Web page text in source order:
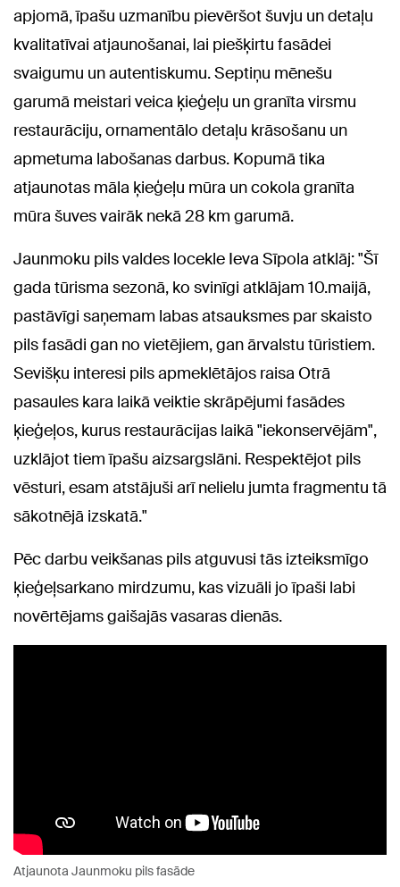
apjomā, īpašu uzmanību pievēršot šuvju un detaļu
kvalitatīvai atjaunošanai, lai piešķirtu fasādei
svaigumu un autentiskumu. Septiņu mēnešu
garumā meistari veica ķieģeļu un granīta virsmu
restaurāciju, ornamentālo detaļu krāsošanu un
apmetuma labošanas darbus. Kopumā tika
atjaunotas māla ķieģeļu mūra un cokola granīta
mūra šuves vairāk nekā 28 km garumā.
Jaunmoku pils valdes locekle Ieva Sīpola atklāj: "Šī
gada tūrisma sezonā, ko svinīgi atklājam 10.maijā,
pastāvīgi saņemam labas atsauksmes par skaisto
pils fasādi gan no vietējiem, gan ārvalstu tūristiem.
Sevišķu interesi pils apmeklētājos raisa Otrā
pasaules kara laikā veiktie skrāpējumi fasādes
ķieģeļos, kurus restaurācijas laikā "iekonservējām",
uzklājot tiem īpašu aizsargslāni. Respektējot pils
vēsturi, esam atstājuši arī nelielu jumta fragmentu tā
sākotnējā izskatā."
Pēc darbu veikšanas pils atguvusi tās izteiksmīgo
ķieģeļsarkano mirdzumu, kas vizuāli jo īpaši labi
novērtējams gaišajās vasaras dienās.
Atjaunota Jaunmoku pils fasāde